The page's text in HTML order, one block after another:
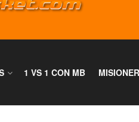
1 VS 1 CON MB